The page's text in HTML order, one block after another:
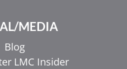
MEDIA
Blog
LMC Insider